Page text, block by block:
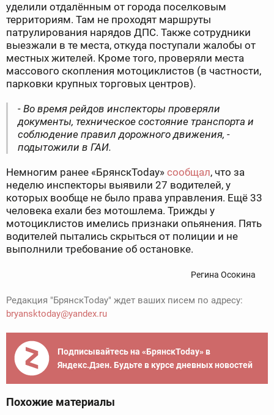
уделили отдалённым от города поселковым
территориям. Там не проходят маршруты
патрулирования нарядов ДПС. Также сотрудники
выезжали в те места, откуда поступали жалобы от
местных жителей. Кроме того, проверяли места
массового скопления мотоциклистов (в частности,
парковки крупных торговых центров).
- Во время рейдов инспекторы проверяли
документы, техническое состояние транспорта и
соблюдение правил дорожного движения, -
подытожили в ГАИ.
Немногим ранее «БрянскToday» сообщал, что за
неделю инспекторы выявили 27 водителей, у
которых вообще не было права управления. Ещё 33
человека ехали без мотошлема. Трижды у
мотоциклистов имелись признаки опьянения. Пять
водителей пытались скрыться от полиции и не
выполнили требование об остановке.
Регина Осокина
Редакция "БрянскToday" ждет ваших писем по адресу:
bryansktoday@yandex.ru
Подписывайтесь на «БрянскToday» в
Яндекс.Дзен. Будьте в курсе дневных новостей
Похожие материалы